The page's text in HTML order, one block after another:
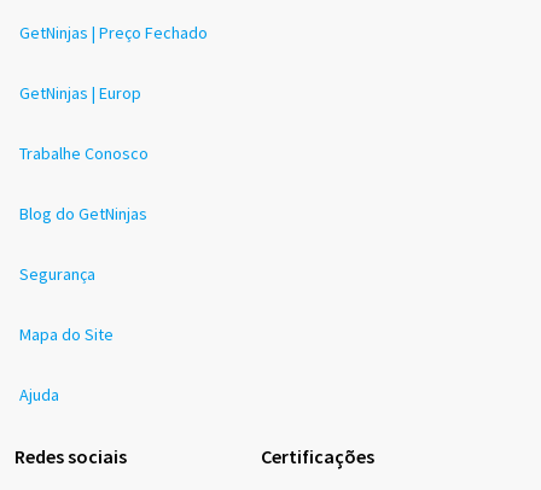
GetNinjas | Preço Fechado
GetNinjas | Europ
Trabalhe Conosco
Blog do GetNinjas
Segurança
Mapa do Site
Ajuda
Redes sociais Certificações